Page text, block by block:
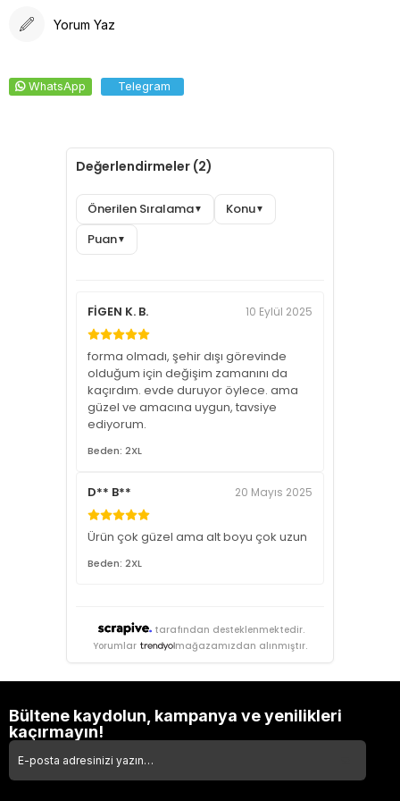
Yorum Yaz
WhatsApp Telegram
Değerlendirmeler (2)
Önerilen Sıralama▼ Konu▼
Puan▼
FİGEN K. B. 10 Eylül 2025
forma olmadı, şehir dışı görevinde
olduğum için değişim zamanını da
kaçırdım. evde duruyor öylece. ama
güzel ve amacına uygun, tavsiye
ediyorum.
Beden: 2XL
D** B** 20 Mayıs 2025
Ürün çok güzel ama alt boyu çok uzun
Beden: 2XL
tarafından desteklenmektedir.
Yorumlar
mağazamızdan alınmıştır.
Bültene kaydolun, kampanya ve yenilikleri
kaçırmayın!